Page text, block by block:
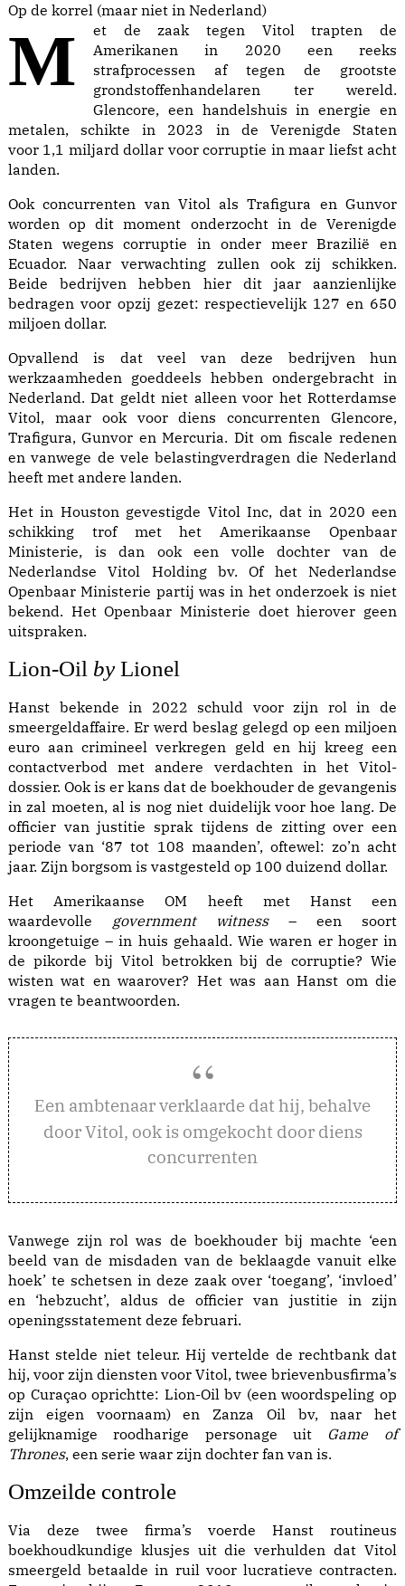
Op de korrel (maar niet in Nederland)
Met de zaak tegen Vitol trapten de
Amerikanen in 2020 een reeks
strafprocessen af tegen de grootste
grondstoffenhandelaren ter wereld.
Glencore, een handelshuis in energie en
metalen, schikte in 2023 in de Verenigde Staten
voor 1,1 miljard dollar voor corruptie in maar liefst acht
landen.
Ook concurrenten van Vitol als Trafigura en Gunvor
worden op dit moment onderzocht in de Verenigde
Staten wegens corruptie in onder meer Brazilië en
Ecuador. Naar verwachting zullen ook zij schikken.
Beide bedrijven hebben hier dit jaar aanzienlijke
bedragen voor opzij gezet: respectievelijk 127 en 650
miljoen dollar.
Opvallend is dat veel van deze bedrijven hun
werkzaamheden goeddeels hebben ondergebracht in
Nederland. Dat geldt niet alleen voor het Rotterdamse
Vitol, maar ook voor diens concurrenten Glencore,
Trafigura, Gunvor en Mercuria. Dit om fiscale redenen
en vanwege de vele belastingverdragen die Nederland
heeft met andere landen.
Het in Houston gevestigde Vitol Inc, dat in 2020 een
schikking trof met het Amerikaanse Openbaar
Ministerie, is dan ook een volle dochter van de
Nederlandse Vitol Holding bv. Of het Nederlandse
Openbaar Ministerie partij was in het onderzoekis niet
bekend. Het Openbaar Ministerie doet hierover geen
uitspraken.
Lion-Oil by Lionel
Hanst bekende in 2022 schuld voor zijn rol in de
smeergeldaffaire. Er werd beslag gelegd op een miljoen
euro aan crimineel verkregen geld en hij kreeg een
contactverbod met andere verdachten in het Vitol-
dossier. Ook is er kans dat de boekhouder de gevangenis
in zal moeten, al is nog niet duidelijk voor hoe lang. De
officier van justitie sprak tijdens de zitting over een
periode van ‘87 tot 108 maanden’, oftewel: zo’n acht
jaar. Zijn borgsom is vastgesteld op 100 duizend dollar.
Het Amerikaanse OM heeft met Hanst een
waardevolle government witness– een soort
kroongetuige – in huis gehaald. Wie waren er hoger in
de pikorde bij Vitol betrokken bij de corruptie? Wie
wisten wat en waarover? Het was aan Hanst om die
vragen te beantwoorden.
Een ambtenaar verklaarde dat hij, behalve
door Vitol, ook is omgekocht door diens
concurrenten
Vanwege zijn rol was de boekhouder bij machte ‘een
beeld van de misdaden van de beklaagde vanuit elke
hoek’ te schetsen in deze zaak over ‘toegang’, ‘invloed’
en ‘hebzucht’, aldus de officier van justitie in zijn
openingsstatement deze februari.
Hanst stelde niet teleur. Hij vertelde de rechtbank dat
hij, voor zijn diensten voor Vitol, twee brievenbusfirma’s
op Curaçao oprichtte: Lion-Oil bv (een woordspeling op
zijn eigen voornaam) en Zanza Oil bv, naar het
gelijknamige roodharige personage uit Game of
Thrones, een serie waar zijn dochter fan van is.
Omzeilde controle
Via deze twee firma’s voerde Hanst routineus
boekhoudkundige klusjes uit die verhulden dat Vitol
smeergeld betaalde in ruil voor lucratieve contracten.